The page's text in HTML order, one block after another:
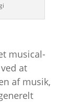
musical-
at
af musik,